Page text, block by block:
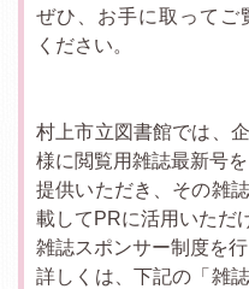
ぜひ、お手に取ってご
ください。
村上市立図書館では、
様に閲覧用雑誌最新号を
提供いただき、その雑
載してPRに活用いただ
雑誌スポンサー制度を行
詳しくは、下記の「雑